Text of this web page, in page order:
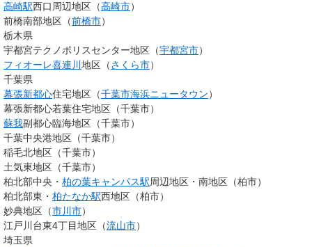
高崎駅西口周辺地区（高崎市）
前橋南部地区（前橋市）
栃木県
宇都宮テクノポリスセンター地区（宇都宮市）
フィオーレ喜連川 地区（さくら市）
千葉県
幕張新都心住宅地区（千葉市海浜ニュータウン）
幕張新都心若葉住宅地区（千葉市）
蘇我副都心臨海地区（千葉市）
千葉中央港地区（千葉市）
稲毛北地区（千葉市）
土気東地区（千葉市）
柏北部中央・ 柏の葉キャンパス駅周辺地区・南地区（柏市）
柏北部東・ 柏たなか駅西地区（柏市）
妙典地区（市川市）
江戸川台東4丁目地区（流山市）
埼玉県